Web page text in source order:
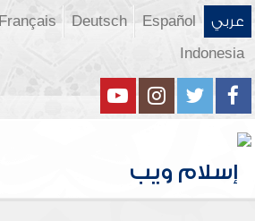
عربي Español
Deutsch
Français
Indonesia